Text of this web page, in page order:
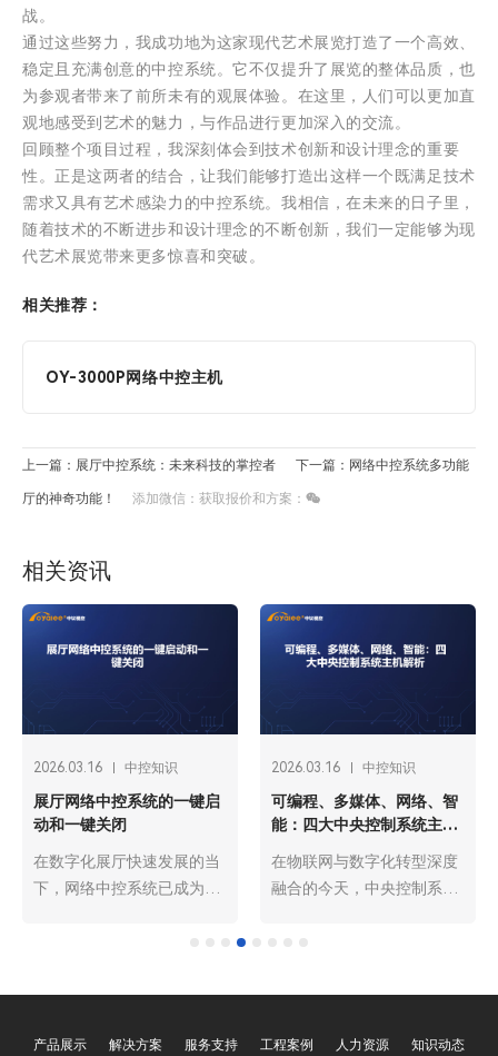
战。
通过这些努力，我成功地为这家现代艺术展览打造了一个高效、
稳定且充满创意的中控系统。它不仅提升了展览的整体品质，也
为参观者带来了前所未有的观展体验。在这里，人们可以更加直
观地感受到艺术的魅力，与作品进行更加深入的交流。
回顾整个项目过程，我深刻体会到技术创新和设计理念的重要
性。正是这两者的结合，让我们能够打造出这样一个既满足技术
需求又具有艺术感染力的中控系统。我相信，在未来的日子里，
随着技术的不断进步和设计理念的不断创新，我们一定能够为现
代艺术展览带来更多惊喜和突破。
相关推荐：
OY-3000P网络中控主机
上一篇：展厅中控系统：未来科技的掌控者 下一篇：网络中控系统多功能
厅的神奇功能！ 添加微信：获取报价和方案：
相关资讯
2026.03.16 中控知识
展厅网络中控系统的一键启
动和一键关闭
在数字化展厅快速发展的当
下，网络中控系统已成为展
日常运营的全流程。这两项
动，将分散的声、光、电设
2026.03.16 中控知识
可编程、多媒体、网络、智
能：四大中央控制系统主机
在物联网与数字化转型深度
融合的今天，中央控制系统
场景智能联动的关键职责。
络、智能四大类型的中央控
产品展示 解决方案 服务支持 工程案例 人力资源 知识动态